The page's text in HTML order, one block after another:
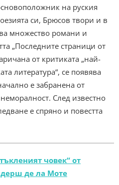
на руския
си, Брюсов твори и в
множество романи и
„Последните страници от
от критиката „най-
литература“, се появява
е забранена от
След известно
е спряно и повестта
човек“ от
де ла Моте